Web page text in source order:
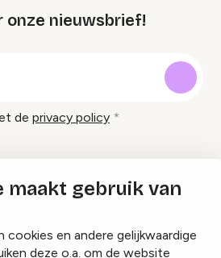
maakt gebruik van
cookies en andere gelijkwaardige
deze o.a. om de website
onze nieuwsbrief!
de privacy policy
om evenementen te
inspiratieblogs